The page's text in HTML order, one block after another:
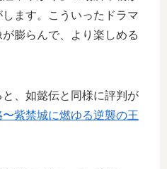
ます。こういったドラマ
膨らんで、より楽しめる
、如懿伝と同様に評判が
〜紫禁城に燃ゆる逆襲の王